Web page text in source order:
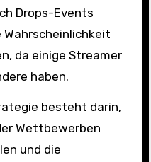
Drops-Events
Wahrscheinlichkeit
da einige Streamer
haben.
besteht darin,
Wettbewerben
und die